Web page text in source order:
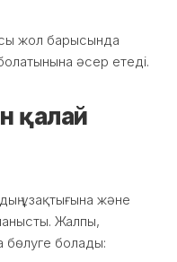
жол барысында
әсер етеді.
қалай
ұзақтығына және
Жалпы,
бөлуге болады: